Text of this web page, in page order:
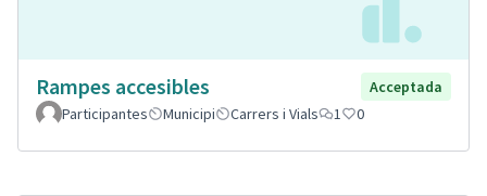
Rampes accesibles
Acceptada
Participantes
Municipi Carrers i Vials 1 0